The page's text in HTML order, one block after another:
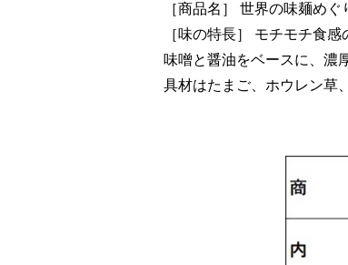
［商品名］ 世界の味麺め
［味の特長］ モチモチ食
味噌と醤油をベースに、濃
具材はたまご、ホウレン草